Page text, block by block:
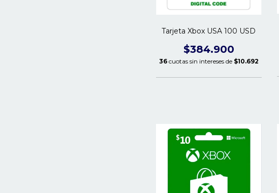
Tarjeta Xbox USA 100 USD
$384.900
36 cuotas sin intereses de $10.692